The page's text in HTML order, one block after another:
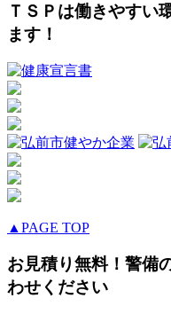
ＴＳＰは働きやすい
ます！
▲PAGE TOP
お見積り無料！警備
わせください